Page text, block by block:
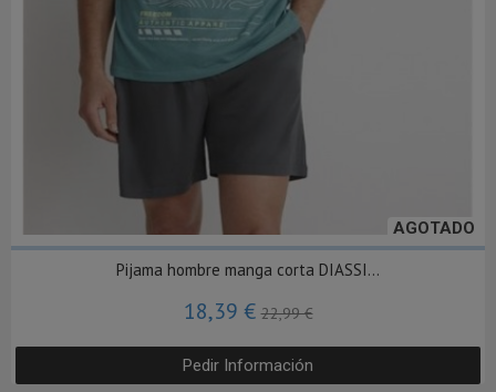
AGOTADO
Pijama hombre manga corta DIASSI...
18,39 €22,99 €
Pedir Información